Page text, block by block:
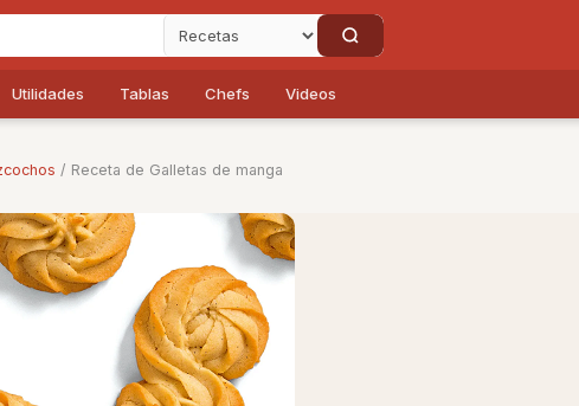
Utilidades Tablas Chefs Videos
/ Receta de Galletas de manga